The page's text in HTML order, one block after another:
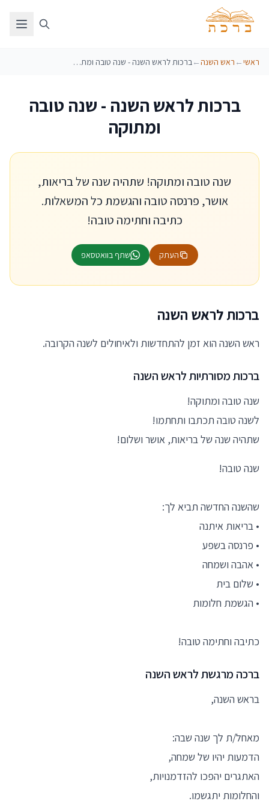
ראשי← ראש השנה← ברכות לראש השנה - שנה טובה ומתוקה
ברכות לראש השנה - שנה טובה
ומתוקה
שנה טובה ומתוקה! שתהיה שנה של בריאות,
אושר, פרנסה טובה והגשמת כל המשאלות.
כתיבה וחתימה טובה!
העתק שתף בוואטסאפ
ברכות לראש השנה
ראש השנה הוא זמן להתחדשות ולאיחולים לשנה הקרובה.
ברכות מסורתיות לראש השנה
שנה טובה ומתוקה!
לשנה טובה תכתבו ותחתמו!
שתהיה שנה של בריאות, אושר ושלום!
שנה טובה!
שהשנה החדשה תביא לך:
• בריאות איתנה
• פרנסה בשפע
• אהבה ושמחה
• שלום בית
• הגשמת חלומות
כתיבה וחתימה טובה!
ברכה מרגשת לראש השנה
בראש השנה,
מאחל/ת לך שנה שבה:
הדמעות יהיו של שמחה,
האתגרים יהפכו להזדמנויות,
והחלומות יתגשמו.